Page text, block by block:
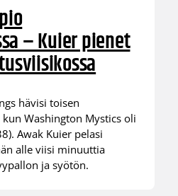
– Kuier pienet
hävisi toisen
Washington Mystics oli
Awak Kuier pelasi
alle viisi minuuttia
ja syötön.